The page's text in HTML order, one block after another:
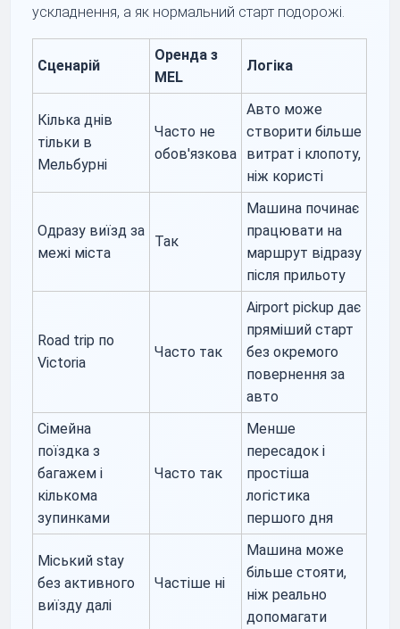
ускладнення, а як нормальний старт подорожі.
Сценарій
Оренда з
MEL
Логіка
Кілька днів
тільки в
Мельбурні
Часто не
обов'язкова
Авто може
створити більше
витрат і клопоту,
ніж користі
Одразу виїзд за
межі міста
Так
Машина починає
працювати на
маршрут відразу
після прильоту
Road trip по
Victoria
Часто так
Airport pickup дає
пряміший старт
без окремого
повернення за
авто
Сімейна
поїздка з
багажем і
кількома
зупинками
Часто так
Менше
пересадок і
простіша
логістика
першого дня
Міський stay
без активного
виїзду далі
Частіше ні
Машина може
більше стояти,
ніж реально
допомагати